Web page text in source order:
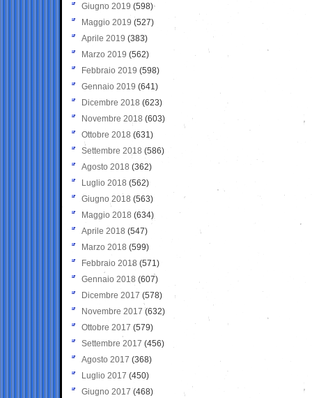
Giugno 2019 (598)
Maggio 2019 (527)
Aprile 2019 (383)
Marzo 2019 (562)
Febbraio 2019 (598)
Gennaio 2019 (641)
Dicembre 2018 (623)
Novembre 2018 (603)
Ottobre 2018 (631)
Settembre 2018 (586)
Agosto 2018 (362)
Luglio 2018 (562)
Giugno 2018 (563)
Maggio 2018 (634)
Aprile 2018 (547)
Marzo 2018 (599)
Febbraio 2018 (571)
Gennaio 2018 (607)
Dicembre 2017 (578)
Novembre 2017 (632)
Ottobre 2017 (579)
Settembre 2017 (456)
Agosto 2017 (368)
Luglio 2017 (450)
Giugno 2017 (468)